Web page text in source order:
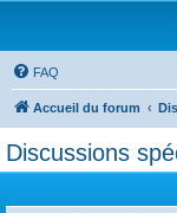
FAQ
Accueil du forum
Discussions